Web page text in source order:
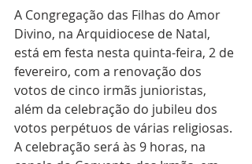
A Congregação das Filhas do Amor
Divino, na Arquidiocese de Natal,
está em festa nesta quinta-feira, 2 de
fevereiro, com a renovação dos
votos de cinco irmãs junioristas,
além da celebração do jubileu dos
votos perpétuos de várias religiosas.
A celebração será às 9 horas, na